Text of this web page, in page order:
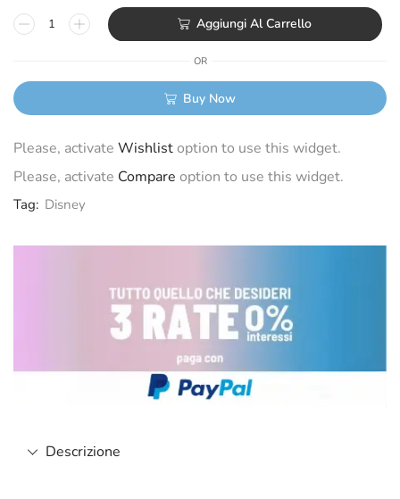
Aggiungi Al Carrello
OR
Buy Now
Please, activate Wishlistoption to use this widget.
Please, activate Compare option to use this widget.
Tag: Disney
Descrizione